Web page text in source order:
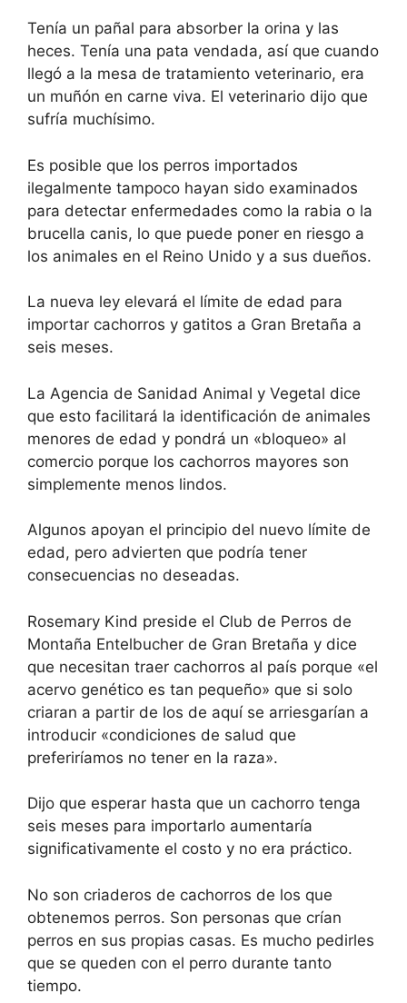
Tenía un pañal para absorber la orina y las
heces. Tenía una pata vendada, así que cuando
llegó a la mesa de tratamiento veterinario, era
un muñón en carne viva. El veterinario dijo que
sufría muchísimo.
Es posible que los perros importados
ilegalmente tampoco hayan sido examinados
para detectar enfermedades como la rabia o la
brucella canis, lo que puede poner en riesgo a
los animales en el Reino Unido y a sus dueños.
La nueva ley elevará el límite de edad para
importar cachorros y gatitos a Gran Bretaña a
seis meses.
La Agencia de Sanidad Animal y Vegetal dice
que esto facilitará la identificación de animales
menores de edad y pondrá un «bloqueo» al
comercio porque los cachorros mayores son
simplemente menos lindos.
Algunos apoyan el principio del nuevo límite de
edad, pero advierten que podría tener
consecuencias no deseadas.
Rosemary Kind preside el Club de Perros de
Montaña Entelbucher de Gran Bretaña y dice
que necesitan traer cachorros al país porque «el
acervo genético es tan pequeño» que si solo
criaran a partir de los de aquí se arriesgarían a
introducir «condiciones de salud que
preferiríamos no tener en la raza».
Dijo que esperar hasta que un cachorro tenga
seis meses para importarlo aumentaría
significativamente el costo y no era práctico.
No son criaderos de cachorros de los que
obtenemos perros. Son personas que crían
perros en sus propias casas. Es mucho pedirles
que se queden con el perro durante tanto
tiempo.